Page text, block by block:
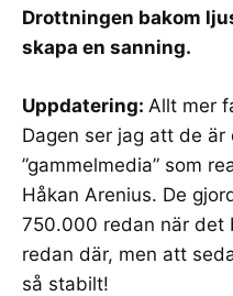
Drottningen bakom
skapa en sanning.
Uppdatering: Allt mer
Dagen ser jag att de är
”gammelmedia” som
Håkan Arenius. De
750.000 redan när det
redan där, men att
så stabilt!